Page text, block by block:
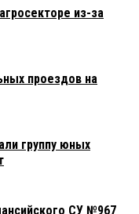
из-за
проездов на
группу юных
СУ №967